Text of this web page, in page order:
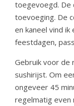
toegevoegd. De
toevoeging. De
en kaneel vind
feestdagen,
Gebruik voor
sushirijst. Om
ongeveer 45
regelmatig